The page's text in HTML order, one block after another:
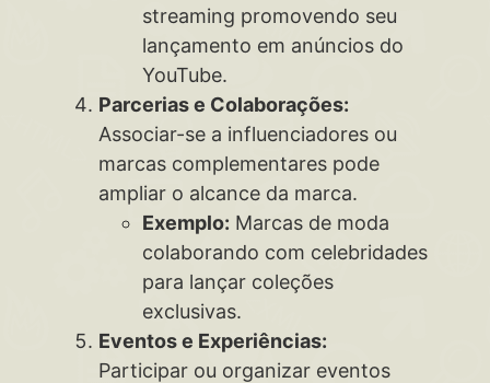
streaming promovendo seu
lançamento em anúncios do
YouTube.
Parcerias e Colaborações:
Associar-se a influenciadores ou
marcas complementares pode
ampliar o alcance da marca.
Exemplo: Marcas de moda
colaborando com celebridades
para lançar coleções
exclusivas.
Eventos e Experiências:
Participar ou organizar eventos